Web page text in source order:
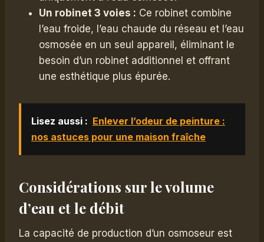
Un robinet 3 voies : Ce robinet combine
l’eau froide, l’eau chaude du réseau et l’eau
osmosée en un seul appareil, éliminant le
besoin d’un robinet additionnel et offrant
une esthétique plus épurée.
Lisez aussi : Enlever l’odeur de peinture :
nos astuces pour une maison fraîche
Considérations sur le volume
d’eau et le débit
La capacité de production d’un osmoseur est